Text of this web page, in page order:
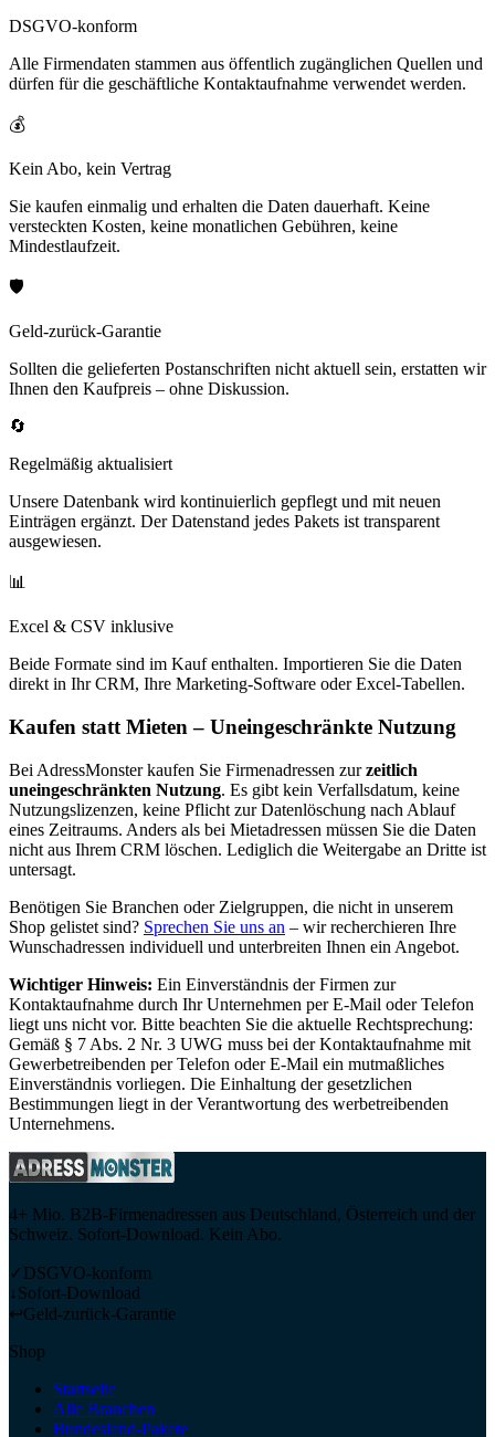
DSGVO-konform
Alle Firmendaten stammen aus öffentlich zugänglichen Quellen und
dürfen für die geschäftliche Kontaktaufnahme verwendet werden.
💰
Kein Abo, kein Vertrag
Sie kaufen einmalig und erhalten die Daten dauerhaft. Keine
versteckten Kosten, keine monatlichen Gebühren, keine
Mindestlaufzeit.
🛡️
Geld-zurück-Garantie
Sollten die gelieferten Postanschriften nicht aktuell sein, erstatten wir
Ihnen den Kaufpreis – ohne Diskussion.
🔄
Regelmäßig aktualisiert
Unsere Datenbank wird kontinuierlich gepflegt und mit neuen
Einträgen ergänzt. Der Datenstand jedes Pakets ist transparent
ausgewiesen.
📊
Excel & CSV inklusive
Beide Formate sind im Kauf enthalten. Importieren Sie die Daten
direkt in Ihr CRM, Ihre Marketing-Software oder Excel-Tabellen.
Kaufen statt Mieten – Uneingeschränkte Nutzung
Bei AdressMonster kaufen Sie Firmenadressen zur zeitlich
uneingeschränkten Nutzung. Es gibt kein Verfallsdatum, keine
Nutzungslizenzen, keine Pflicht zur Datenlöschung nach Ablauf
eines Zeitraums. Anders als bei Mietadressen müssen Sie die Daten
nicht aus Ihrem CRM löschen. Lediglich die Weitergabe an Dritte ist
untersagt.
Benötigen Sie Branchen oder Zielgruppen, die nicht in unserem
Shop gelistet sind? Sprechen Sie uns an – wir recherchieren Ihre
Wunschadressen individuell und unterbreiten Ihnen ein Angebot.
Wichtiger Hinweis: Ein Einverständnis der Firmen zur
Kontaktaufnahme durch Ihr Unternehmen per E-Mail oder Telefon
liegt uns nicht vor. Bitte beachten Sie die aktuelle Rechtsprechung:
Gemäß § 7 Abs. 2 Nr. 3 UWG muss bei der Kontaktaufnahme mit
Gewerbetreibenden per Telefon oder E-Mail ein mutmaßliches
Einverständnis vorliegen. Die Einhaltung der gesetzlichen
Bestimmungen liegt in der Verantwortung des werbetreibenden
Unternehmens.
4+ Mio. B2B-Firmenadressen aus Deutschland, Österreich und der
Schweiz. Sofort-Download. Kein Abo.
✓ DSGVO-konform
↓Sofort-Download
↩Geld-zurück-Garantie
Shop
Startseite
Alle Branchen
Bundesland-Pakete